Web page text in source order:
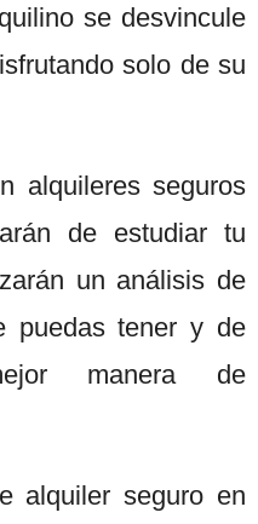
se desvincule
solo de su
alquileres seguros
de estudiar tu
un análisis de
puedas tener y de
manera de
alquiler seguro en